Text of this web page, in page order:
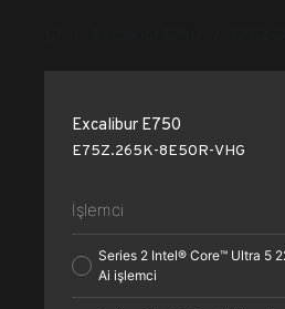
Excalibur E750
E75Z.265K-8E50R-VHG
İşlemci
Series 2 Intel® Core™ Ultra 5
Ai işlemci